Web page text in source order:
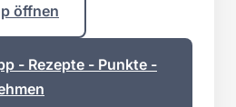
öffnen
- Rezepte - Punkte -